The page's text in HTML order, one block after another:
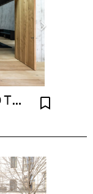
SLOW RIVERSIDE SOUND TEMPLE